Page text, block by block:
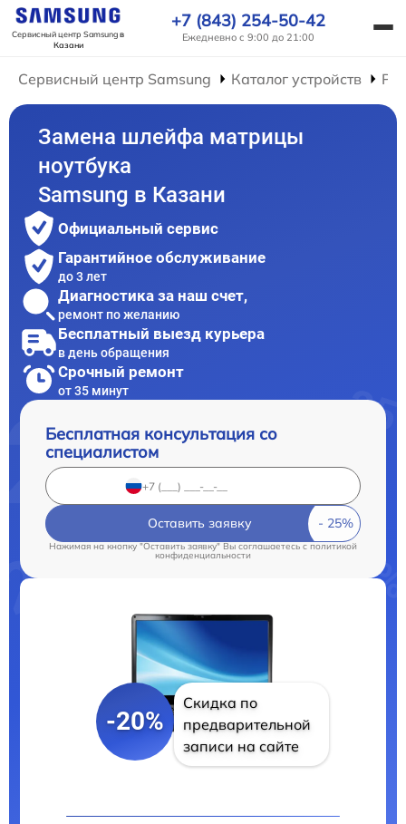
Сервисный центр Samsungв
Казани
+7 (843) 254-50-42
Ежедневно с 9:00 до 21:00
Сервисный центр Samsung Каталог устройств
Замена шлейфа матрицы
ноутбука
Samsung в Казани
Официальный сервис
Гарантийное обслуживание
до 3 лет
Диагностика за наш счет,
ремонт по желанию
Бесплатный выезд курьера
в день обращения
Срочный ремонт
от 35 минут
Бесплатная консультация со
специалистом
Оставить заявку
Нажимая на кнопку "Оставить заявку" Вы соглашаетесь c политикой
конфиденциальности
-20%
Скидка по
предварительной
записи на сайте